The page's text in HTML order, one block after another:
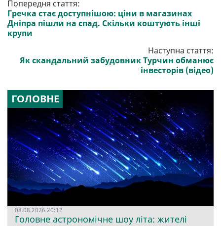
Попередня стаття:
Гречка стає доступнішою: ціни в магазинах
Дніпра пішли на спад. Скільки коштують інші
крупи
Наступна стаття:
Як скандальний забудовник Турчин обманює
інвесторів (відео)
ГОЛОВНЕ
08.08.2026 20:12
Головне астрономічне шоу літа: жителі